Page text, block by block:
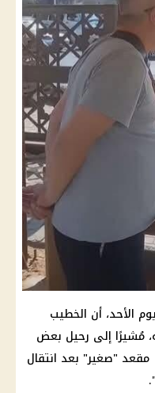
يوم الأحد، أن الخطيب
مُشيرًا إلى رحيل بعض
مقعد "صغير" بعد انتقال